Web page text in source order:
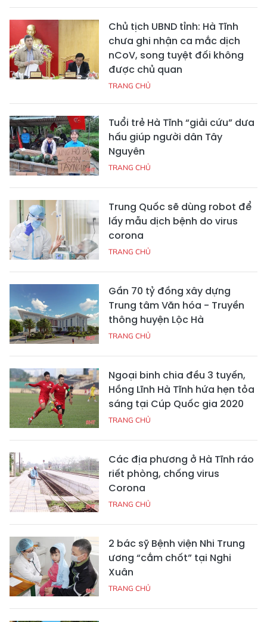
Chủ tịch UBND tỉnh: Hà Tĩnh
chưa ghi nhận ca mắc dịch
nCoV, song tuyệt đối không
được chủ quan
TRANG CHỦ
Tuổi trẻ Hà Tĩnh “giải cứu” dưa
hấu giúp người dân Tây
Nguyên
TRANG CHỦ
Trung Quốc sẽ dùng robot để
lấy mẫu dịch bệnh do virus
corona
TRANG CHỦ
Gần 70 tỷ đồng xây dựng
Trung tâm Văn hóa - Truyền
thông huyện Lộc Hà
TRANG CHỦ
Ngoại binh chia đều 3 tuyến,
Hồng Lĩnh Hà Tĩnh hứa hẹn tỏa
sáng tại Cúp Quốc gia 2020
TRANG CHỦ
Các địa phương ở Hà Tĩnh ráo
riết phòng, chống virus
Corona
TRANG CHỦ
2 bác sỹ Bệnh viện Nhi Trung
ương “cắm chốt” tại Nghi
Xuân
TRANG CHỦ